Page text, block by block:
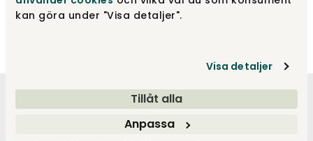
kan göra under "Visa detaljer".
Visa detaljer
Tillåt alla
Anpassa